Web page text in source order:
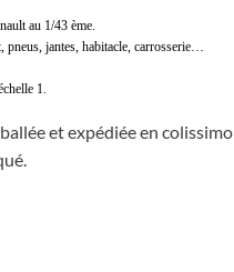
au 1/43 ème.
pneus, jantes, habitacle, carrosserie…
1.
et expédiée en colissimo .